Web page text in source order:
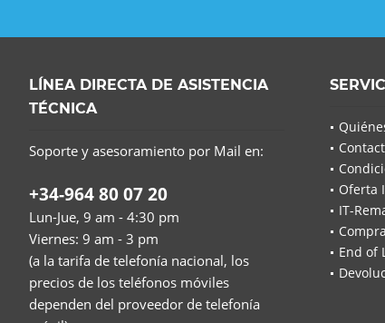
LÍNEA DIRECTA DE ASISTENCIA
TÉCNICA
Soporte y asesoramiento por Mail en:
+34-964 80 07 20
Lun-Jue, 9 am - 4:30 pm
Viernes: 9 am - 3 pm
(a la tarifa de telefonía nacional, los
precios de los teléfonos móviles
dependen del proveedor de telefonía
Oferta
IT-
End of